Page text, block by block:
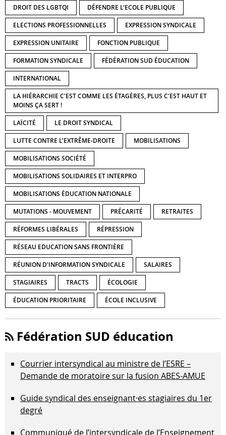
DROIT DES LGBTQI DÉFENDRE L'ECOLE PUBLIQUE
ELECTIONS PROFESSIONNELLES EXPRESSION SYNDICALE
EXPRESSION UNITAIRE FONCTION PUBLIQUE
FORMATION SYNDICALE FÉDÉRATION SUD ÉDUCATION
INTERNATIONAL
LA HIÉRARCHIE C'EST COMME LES ÉTAGÈRES, PLUS C'EST HAUT ET
MOINS ÇA SERT !
LAÏCITÉ LE DROIT SYNDICAL
LUTTE CONTRE L'EXTRÊME-DROITE MOBILISATIONS
MOBILISATIONS SOCIÉTÉ
MOBILISATIONS SOLIDAIRES ET INTERPRO
MOBILISATIONS ÉDUCATION NATIONALE
MUTATIONS - MOUVEMENT PRÉCARITÉ RETRAITES
RÉFORMES LIBÉRALES RÉPRESSION
RÉSEAU EDUCATION SANS FRONTIÈRE
RÉUNION D'INFORMATION SYNDICALE SALAIRES
STAGIAIRES TRACTS ÉCOLOGIE
ÉDUCATION PRIORITAIRE ÉCOLE INCLUSIVE
Fédération SUD éducation
Courrier intersyndical au ministre de l’ESRE –
Demande de moratoire sur la fusion ABES-AMUE
Guide syndical des enseignant·es stagiaires du 1er
degré
Communiqué de l’intersyndicale de l’Enseignement